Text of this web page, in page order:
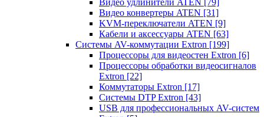
Видео удлинители ATEN [79]
Видео конвертеры ATEN [31]
KVM-переключатели ATEN [9]
Кабели и аксессуары ATEN [63]
Системы AV-коммутации Extron [199]
Процессоры для видеостен Extron [6]
Процессоры обработки видеосигналов
Extron [22]
Коммутаторы Extron [17]
Системы DTP Extron [43]
USB для профессиональных AV-систем